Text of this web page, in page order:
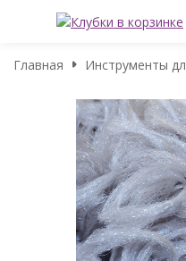
Главная Инструменты